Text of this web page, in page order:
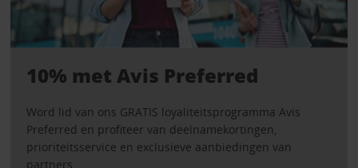
10% met Avis Preferred
Word lid van ons GRATIS loyaliteitsprogramma Avis
Preferred en profiteer van deelnamekortingen,
prioriteitsservice en exclusieve aanbiedingen van
partners.